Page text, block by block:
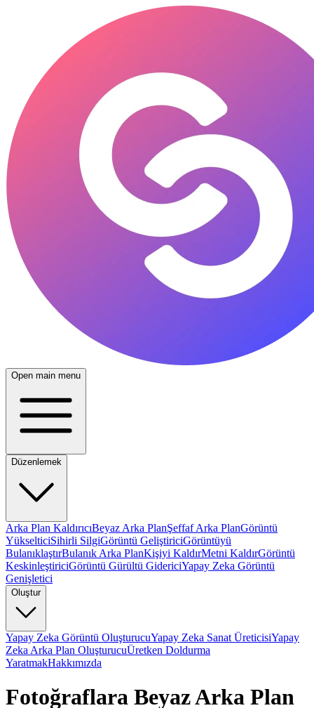
Open main menu
Düzenlemek
Arka Plan KaldırıcıBeyaz Arka PlanŞeffaf Arka PlanGörüntü
YükselticiSihirli SilgiGörüntü GeliştiriciGörüntüyü
BulanıklaştırBulanık Arka PlanKişiyi KaldırMetni KaldırGörüntü
KeskinleştiriciGörüntü Gürültü GidericiYapay Zeka Görüntü
Genişletici
Oluştur
Yapay Zeka Görüntü OluşturucuYapay Zeka Sanat ÜreticisiYapay
Zeka Arka Plan OluşturucuÜretken Doldurma
YaratmakHakkımızda
Fotoğraflara Beyaz Arka Plan